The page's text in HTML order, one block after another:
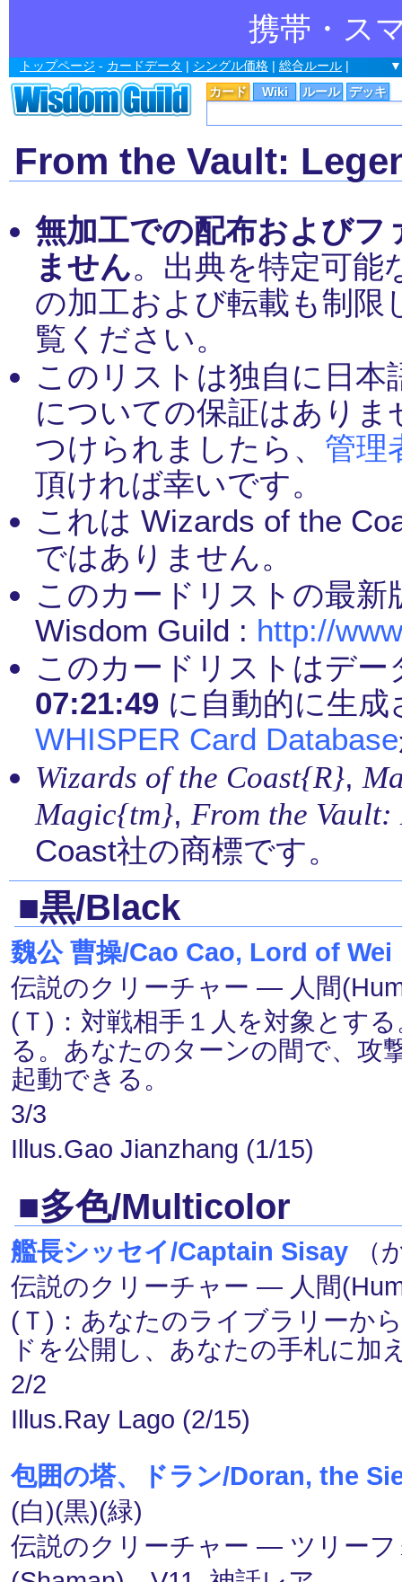
携帯・ス
カード Wiki ルール デッキ
トップページ - カードデータ | シングル価格 | 総合ルール |
From the Vault:
無加工での配布およびフ
ません。出典を特定可能
の加工および転載も制限
覧ください。
このリストは独自に日
についての保証はあり
つけられましたら、 管理
頂ければ幸いです。
これは Wizards of the
ではありません。
このカードリストの最
Wisdom Guild : http://
このカードリストはデ
07:21:49に自動的に生成
WHISPER Card Database
Wizards of the Coast{R},
Magic{tm}, From the Vault:
Coast社の商標です。
■黒/Black
魏公 曹操/Cao Cao, Lord of Wei
伝説のクリーチャー ― 人間
(Ｔ)：対戦相手１人を対象とす
る。あなたのターンの間で、攻
起動できる。
3/3
Illus.Gao Jianzhang (1/15)
■多色/Multicolor
艦長シッセイ/Captain Sisay （
伝説のクリーチャー ― 人間
(Ｔ)：あなたのライブラリーか
ドを公開し、あなたの手札に加
2/2
Illus.Ray Lago (2/15)
包囲の塔、ドラン/Doran, the
(白)(黒)(緑)
伝説のクリーチャー ― ツリー